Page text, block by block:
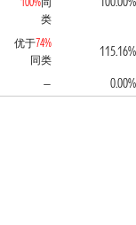
类
优于74%
同类
115.16%
— 0.00%